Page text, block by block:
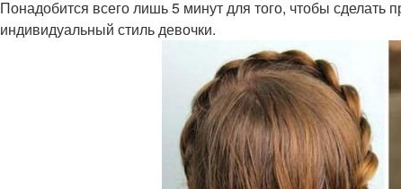
Понадобится всего лишь 5 минут для того, чтобы сделать
индивидуальный стиль девочки.